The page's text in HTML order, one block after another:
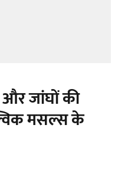
जांघों की
मसल्स के